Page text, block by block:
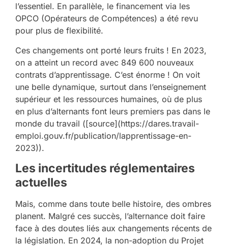
l’essentiel. En parallèle, le financement via les
OPCO (Opérateurs de Compétences) a été revu
pour plus de flexibilité.
Ces changements ont porté leurs fruits ! En 2023,
on a atteint un record avec 849 600 nouveaux
contrats d’apprentissage. C’est énorme ! On voit
une belle dynamique, surtout dans l’enseignement
supérieur et les ressources humaines, où de plus
en plus d’alternants font leurs premiers pas dans le
monde du travail ([source](https://dares.travail-
emploi.gouv.fr/publication/lapprentissage-en-
2023)).
Les incertitudes réglementaires
actuelles
Mais, comme dans toute belle histoire, des ombres
planent. Malgré ces succès, l’alternance doit faire
face à des doutes liés aux changements récents de
la législation. En 2024, la non-adoption du Projet